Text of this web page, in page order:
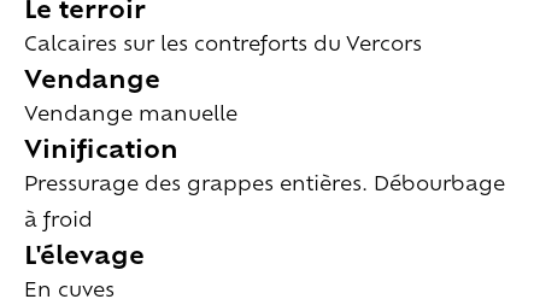
Le terroir
Calcaires sur les contreforts du Vercors
Vendange
Vendange manuelle
Vinification
Pressurage des grappes entières. Débourbage
à froid
L'élevage
En cuves